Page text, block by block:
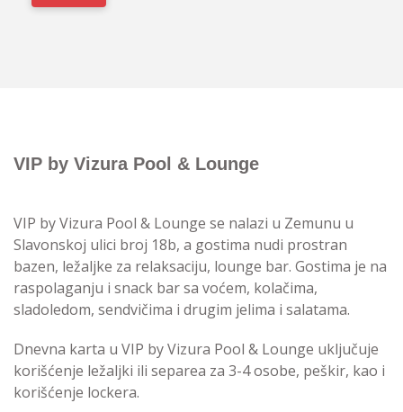
VIP by Vizura Pool & Lounge
VIP by Vizura Pool & Lounge se nalazi u Zemunu u
Slavonskoj ulici broj 18b, a gostima nudi prostran
bazen, ležaljke za relaksaciju, lounge bar. Gostima je na
raspolaganju i snack bar sa voćem, kolačima,
sladoledom, sendvičima i drugim jelima i salatama.
Dnevna karta u VIP by Vizura Pool & Lounge uključuje
korišćenje ležaljki ili separea za 3-4 osobe, peškir, kao i
korišćenje lockera.